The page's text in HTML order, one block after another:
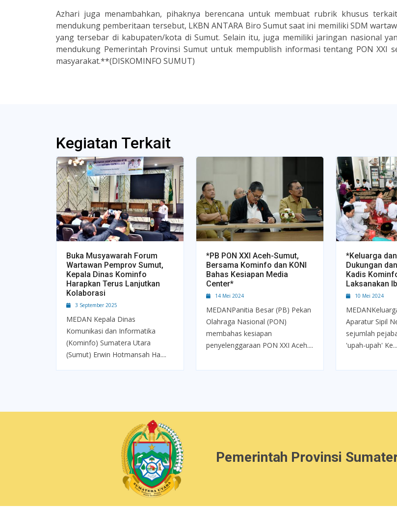
Azhari juga menambahkan, pihaknya berencana untuk membuat rubrik khusus
mendukung pemberitaan tersebut, LKBN ANTARA Biro Sumut saat ini memiliki SDM
yang tersebar di kabupaten/kota di Sumut. Selain itu, juga memiliki jaringan nasional
mendukung Pemerintah Provinsi Sumut untuk mempublish informasi tentang PON XXI
masyarakat.**(DISKOMINFO SUMUT)
Kegiatan Terkait
Buka Musyawarah Forum
Wartawan Pemprov Sumut,
Kepala Dinas Kominfo
Harapkan Terus Lanjutkan
Kolaborasi
3 September 2025
MEDAN Kepala Dinas
Komunikasi dan Informatika
(Kominfo) Sumatera Utara
(Sumut) Erwin Hotmansah Ha....
*PB PON XXI Aceh-Sumut,
Bersama Kominfo dan KONI
Bahas Kesiapan Media
Center*
14 Mei 2024
MEDANPanitia Besar (PB) Pekan
Olahraga Nasional (PON)
membahas kesiapan
penyelenggaraan PON XXI Aceh....
*Keluarga
Dukungan
Kadis
Laksanakan
10 Mei 2024
Aparatur Sipil
sejumlah
'upah-upah'
Pemerintah Provinsi